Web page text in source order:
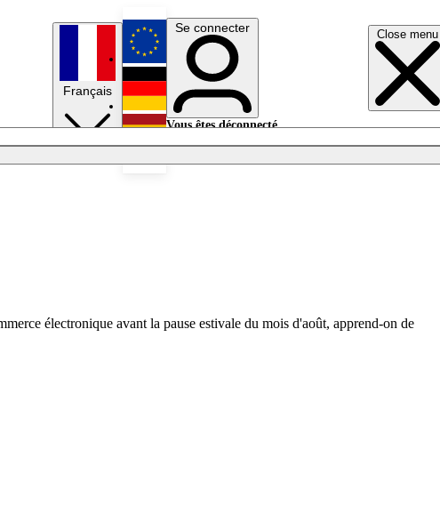
Close menu
Français
English
Deutsch
Se connecter
Vous êtes déconnecté.
électronique avant la pause estivale du mois d'août, apprend-on de